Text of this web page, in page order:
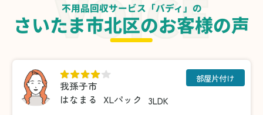
不用品回収サービス「バディ」の
さいたま市北区のお客様の声
我孫子市
はなまる
XLパック 3LDK
部屋片付け